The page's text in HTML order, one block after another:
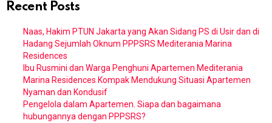
Recent Posts
Naas, Hakim PTUN Jakarta yang Akan Sidang PS di Usir dan di
Hadang Sejumlah Oknum PPPSRS Mediterania Marina
Residences
Ibu Rusmini dan Warga Penghuni Apartemen Mediterania
Marina Residences Kompak Mendukung Situasi Apartemen
Nyaman dan Kondusif
Pengelola dalam Apartemen. Siapa dan bagaimana
hubungannya dengan PPPSRS?